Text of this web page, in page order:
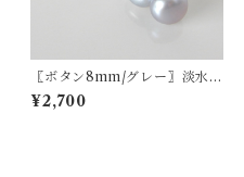
〖ボタン8mm/グレー〗淡水パ
ールスタッドピアス/イヤリン
グ14kgf/SV925【1312】
¥2,700